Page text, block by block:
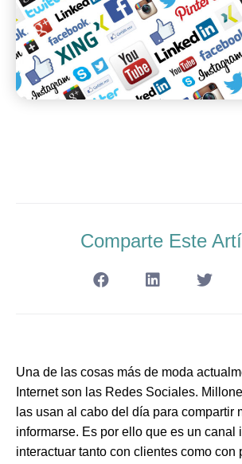
Comparte Este
Una de las cosas más de moda
Internet son las Redes Sociales.
las usan al cabo del día para compartir
informarse. Es por ello que es un canal
interactuar tanto con clientes como con